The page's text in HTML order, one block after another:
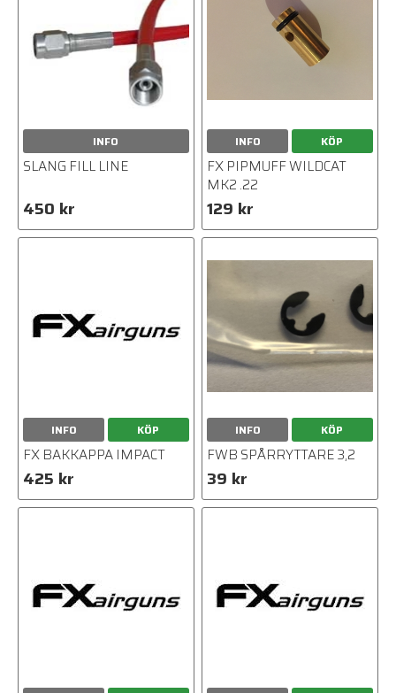
INFO
SLANG FILL LINE
450 kr
INFO KÖP
FX PIPMUFF WILDCAT
MK2 .22
129 kr
INFO KÖP
FX BAKKAPPA IMPACT
425 kr
INFO KÖP
FWB SPÅRRYTTARE 3,2
39 kr